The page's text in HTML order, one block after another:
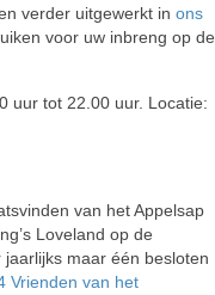
verder uitgewerkt in ons
voor uw inbreng op de
uur tot 22.00 uur. Locatie:
van het Appelsap
Loveland op de
maar één besloten
Vrienden van het